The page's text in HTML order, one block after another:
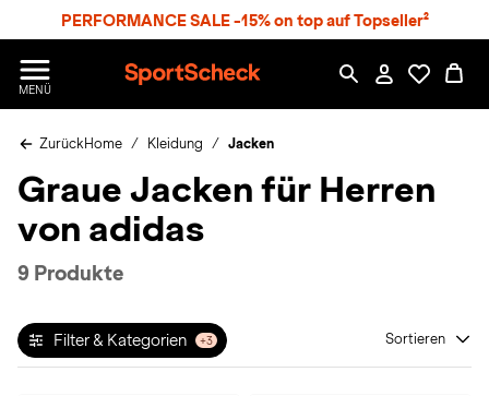
PERFORMANCE SALE -15% on top auf Topseller²
MENÜ
p
r
S
h
c
ZurückHome Kleidung Jacken
Graue Jacken für Herren
von adidas
9 Produkte
Filter & Kategorien +3 Sortieren